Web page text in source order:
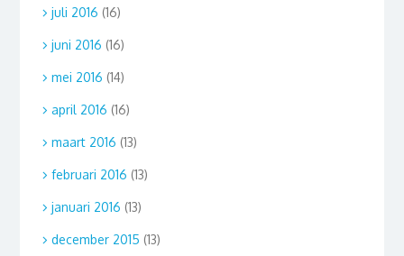
juli 2016 (16)
juni 2016 (16)
mei 2016 (14)
april 2016 (16)
maart 2016 (13)
februari 2016 (13)
januari 2016 (13)
december 2015 (13)